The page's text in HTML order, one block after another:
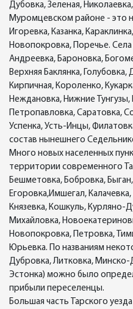
Дубовка, Зеленая,
Муромцевском районе - это
Игоревка, Казанка,
Новопокровка, Поречье.
Андреевка, Бароновка,
Верхняя Баклянка,
Кирпичная, Короленко,
Неждановка, Нижние Тунгузы,
Петропавловка, Саратовка,
Успенка, Усть-Инцы,
состав нынешнего
Много новых населенных
территории современного
Бешметовка, Бобровка,
Егоровка,Имшегал,
Князевка, Кошкуль, Курляно-
Михайловка,
Новопокровка, Петровка,
Юрьевка. По названиям
Дубровка, Литковка, Минско-
Эстонка) можно было
прибыли переселенцы.
Большая часть Тарского